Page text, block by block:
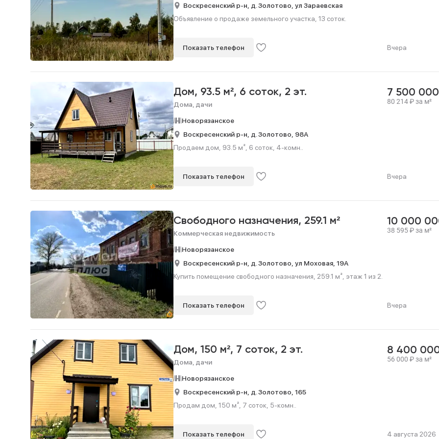
Воскресенский р-н, д. Золотово, ул Зараевская
Объявление о продаже земельного участка, 13 соток.
Показать телефон Вчера
Дом, 93.5 м², 6 соток, 2 эт.
Дома, дачи
7 500
80 214₽за м²
Новорязанское
Воскресенский р-н, д. Золотово, 98А
Продаем дом, 93.5 м², 6 соток, 4-комн..
Показать телефон Вчера
Свободного назначения, 259.1 м²
Коммерческая недвижимость
10 000
38 595₽за м²
Новорязанское
Воскресенский р-н, д. Золотово, ул Моховая, 19А
Купить помещение свободного назначения, 259.1 м², этаж 1 из 2.
Показать телефон Вчера
Дом, 150 м², 7 соток, 2 эт.
Дома, дачи
8 400
56 000 ₽за м²
Новорязанское
Воскресенский р-н, д. Золотово, 165
Продам дом, 150 м², 7 соток, 5-комн..
Показать телефон 4 августа 2026